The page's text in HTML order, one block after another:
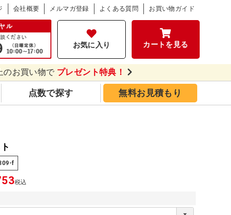
会社概要 メルマガ登録 よくある質問 お買い物ガイド
お気に入り カートを見る
のお買い物で プレゼント特典！
点数で探す 無料お見積もり
f
税込